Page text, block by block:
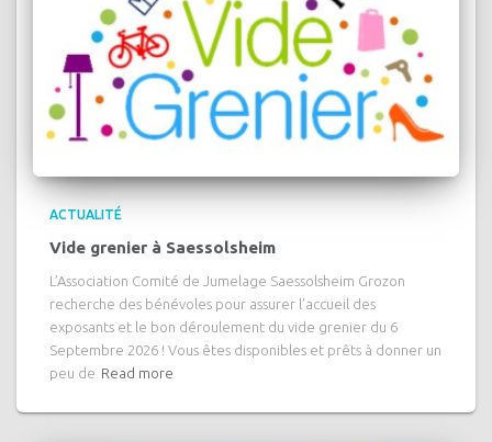
ACTUALITÉ
Vide grenier à Saessolsheim
L’Association Comité de Jumelage Saessolsheim Grozon
recherche des bénévoles pour assurer l’accueil des
exposants et le bon déroulement du vide grenier du 6
Septembre 2026 ! Vous êtes disponibles et prêts à donner un
peu de Read more